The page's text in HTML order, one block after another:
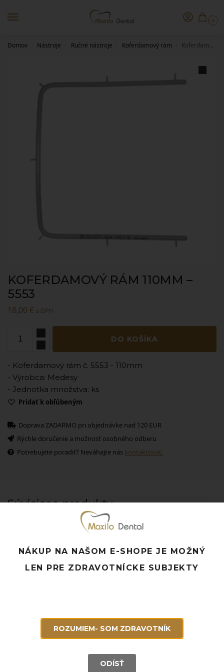
0
Domov Nástroje Ručné nástroje Koferdamový rám Koferdamový rám 110mm – 5553
KOFERDAMOVÝ RÁM 110MM –
5553
18,00 € s DPH
DO KOŠÍKA
- Koferdamový rám č. 5553 - 110mm
- Výrobca: Medesy
- Jednotka množstva: ks
Pridať k obľúbeným
Doprava ZADARMO pri objednávke nad 120 EUR
Rýchle doručenie a možnosť osobného odberu
Potrebujete poradiť? Neváhajte nás kontaktovať.
Súvisiace produkty
NÁKUP NA NAŠOM E-SHOPE JE MOŽNÝ
LEN PRE ZDRAVOTNÍCKE SUBJEKTY
ROZUMIEM- SOM ZDRAVOTNÍK
ODÍSŤ